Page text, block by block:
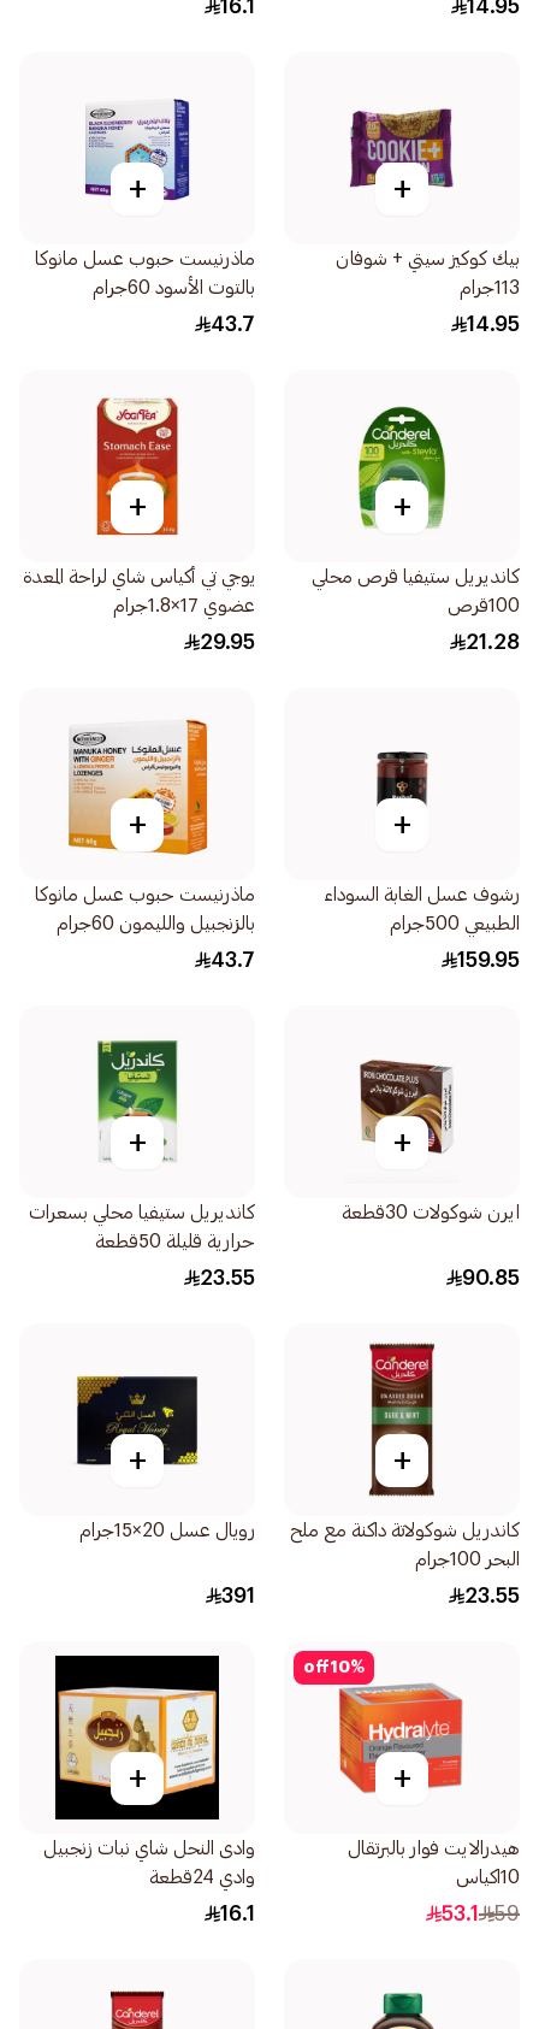
14.95
16.1
+
بيك كوكيز سيتي + شوفان
113جرام
14.95
+
ماذرنيست حبوب عسل مانوكا
بالتوت الأسود 60جرام
43.7
+
كانديريل ستيفيا قرص محلي
100قرص
21.28
+
يوجي تي أكياس شاي لراحة المعدة
عضوي 17×1.8جرام
29.95
+
رشوف عسل الغابة السوداء
الطبيعي 500جرام
159.95
+
ماذرنيست حبوب عسل مانوكا
بالزنجبيل والليمون 60جرام
43.7
+
ايرن شوكولات 30قطعة
90.85
+
كانديريل ستيفيا محلي بسعرات
حرارية قليلة 50قطعة
23.55
+
كاندريل شوكولاتة داكنة مع ملح
البحر 100جرام
23.55
+
رويال عسل 20×15جرام
391
10%
off
+
هيدرالايت فوار بالبرتقال
10اكياس
59
53.1
+
وادى النحل شاي نبات زنجبيل
وادي 24قطعة
16.1